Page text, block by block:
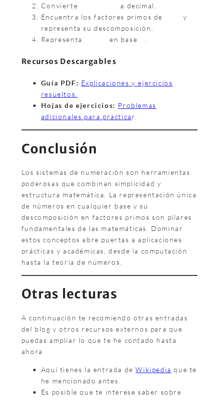
Convierte
​ a decimal.
Encuentra los factores primos de
y
representa su descomposición.
Representa
en base
Recursos Descargables
Guía PDF: Explicaciones y ejercicios
resueltos.
Hojas de ejercicios: Problemas
adicionales para practica r.
Conclusión
Los sistemas de numeración son herramientas
poderosas que combinan simplicidad y
estructura matemática. La representación única
de números en cualquier base y su
descomposición en factores primos son pilares
fundamentales de las matemáticas. Dominar
estos conceptos abre puertas a aplicaciones
prácticas y académicas, desde la computación
hasta la teoría de números.
Otras lecturas
A continuación te recomiendo otras entradas
del blog y otros recursos externos para que
puedas ampliar lo que te he contado hasta
ahora
Aquí tienes la entrada deWikipedia que te
he mencionado antes.
Es posible que te interese saber sobre